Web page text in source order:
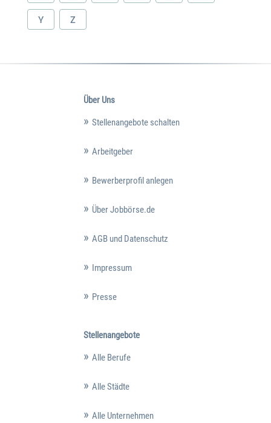
Y Z
Über Uns
Stellenangebote schalten
Arbeitgeber
Bewerberprofil anlegen
Über Jobbörse.de
AGB und Datenschutz
Impressum
Presse
Stellenangebote
Alle Berufe
Alle Städte
Alle Unternehmen